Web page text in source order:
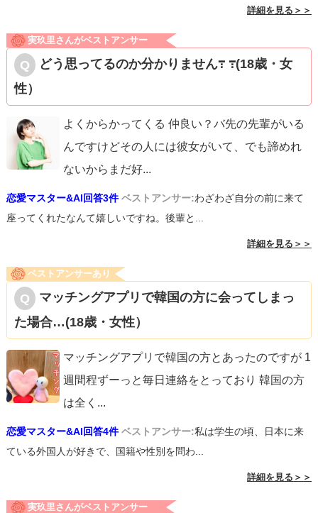
詳細を見る＞＞
実玖里さんがベストアンサー
どう思ってるのか分かりません߹ ߹(18歳・女
性）
よくからかってくる 仲良い？バ先の先輩がいる
んですけどその人には彼女がいて、でも諦めれ
ないからまだ好...
恋愛マスター&AI回答3件 ベストアンサー:わざわざ自分の前に来て
座ってくれたなんて嬉しいですね。後輩と...
詳細を見る＞＞
ベストアンサーあり
マッチングアプリで韓国の方に会ってしまっ
た場合…(18歳・女性）
マッチングアプリで韓国の方とあったのですが 1
週間程ずーっと毎日連絡をとっており 韓国の方
は全く ...
恋愛マスター&AI回答4件 ベストアンサー:私は学生の頃、日本に来
ている外国人が好きで、国籍や性別を問わ...
詳細を見る＞＞
実玖里さんがベストアンサー